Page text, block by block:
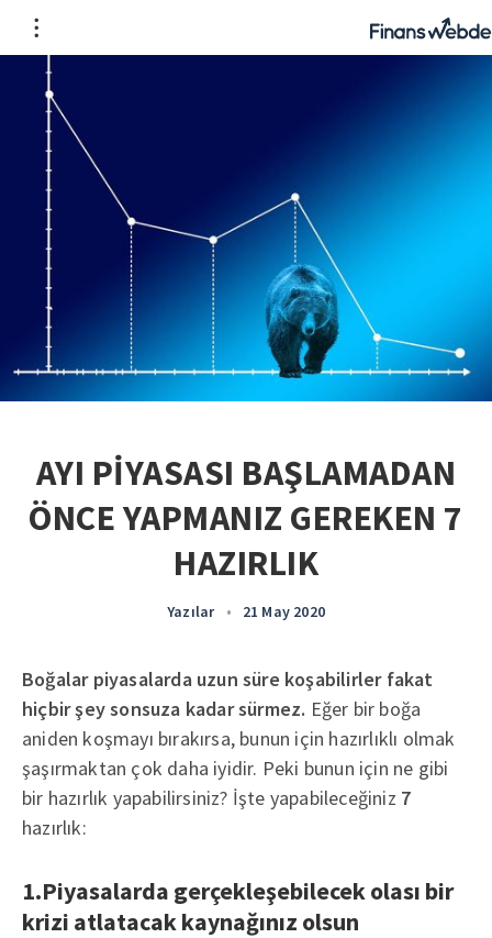
AYI PİYASASI BAŞLAMADAN
ÖNCE YAPMANIZ GEREKEN 7
HAZIRLIK
Yazılar • 21 May 2020
Boğalar piyasalarda uzun süre koşabilirler fakat
hiçbir şey sonsuza kadar sürmez. Eğer bir boğa
aniden koşmayı bırakırsa, bunun için hazırlıklı olmak
şaşırmaktan çok daha iyidir. Peki bunun için ne gibi
bir hazırlık yapabilirsiniz? İşte yapabileceğiniz 7
hazırlık:
1.Piyasalarda gerçekleşebilecek olası bir
krizi atlatacak kaynağınız olsun